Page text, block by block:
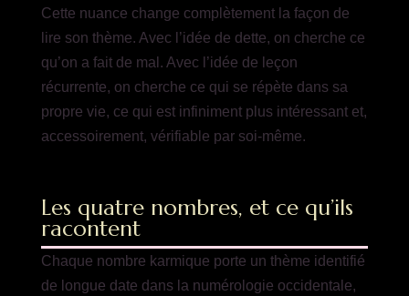
Cette nuance change complètement la façon de
lire son thème. Avec l’idée de dette, on cherche ce
qu’on a fait de mal. Avec l’idée de leçon
récurrente, on cherche ce qui se répète dans sa
propre vie, ce qui est infiniment plus intéressant et,
accessoirement, vérifiable par soi-même.
Les quatre nombres, et ce qu’ils
racontent
Chaque nombre karmique porte un thème identifié
de longue date dans la numérologie occidentale,